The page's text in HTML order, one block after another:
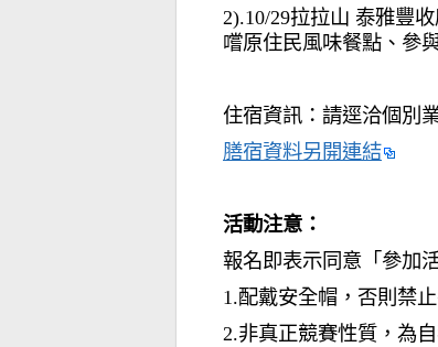
2).10/29拉拉山 泰雅豐
嚐原住民風味餐點、參
住宿資訊：請逕洽個別
膳宿資料另開連結
活動注意：
報名即表示同意「參加
1.配戴安全帽，否則禁
2.非真正競賽性質，為